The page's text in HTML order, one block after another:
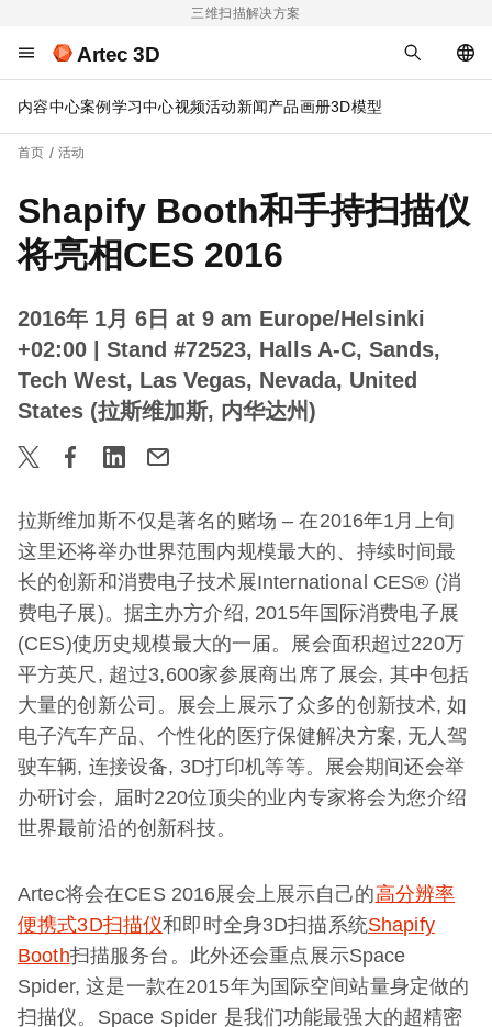
三维扫描解决方案
Artec 3D
内容中心案例 学习中心视频活动新闻产品画册3D模型
首页 活动
Shapify Booth和手持扫描仪
将亮相CES 2016
2016年 1月 6日 at 9 am Europe/Helsinki
+02:00
| Stand #72523, Halls A-C, Sands,
Tech West, Las Vegas, Nevada, United
States (拉斯维加斯, 内华达州)
拉斯维加斯不仅是著名的赌场 – 在2016年1月上旬
这里还将举办世界范围内规模最大的、持续时间最
长的创新和消费电子技术展International CES® (消
费电子展)。据主办方介绍, 2015年国际消费电子展
(CES)使历史规模最大的一届。展会面积超过220万
平方英尺, 超过3,600家参展商出席了展会, 其中包括
大量的创新公司。展会上展示了众多的创新技术, 如
电子汽车产品、个性化的医疗保健解决方案, 无人驾
驶车辆, 连接设备, 3D打印机等等。展会期间还会举
办研讨会, 届时220位顶尖的业内专家将会为您介绍
世界最前沿的创新科技。
Artec将会在CES 2016展会上展示自己的高分辨率
便携式3D扫描仪和即时全身3D扫描系统Shapify
Booth扫描服务台。此外还会重点展示Space
Spider, 这是一款在2015年为国际空间站量身定做的
扫描仪。Space Spider 是我们功能最强大的超精密